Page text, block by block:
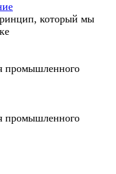
который мы
промышленного
промышленного